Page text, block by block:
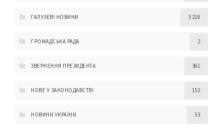
ГАЛУЗЕВІ НОВИНИ 3 218
ГРОМАДСЬКА РАДА 2
ЗВЕРНЕННЯ ПРЕЗИДЕНТА 361
НОВЕ У ЗАКОНОДАВСТВІ 152
НОВИНИ УКРАЇНИ 53